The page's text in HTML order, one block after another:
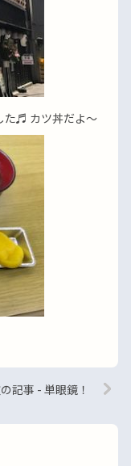
た♬ カツ丼だよ〜
記事 - 単眼鏡！